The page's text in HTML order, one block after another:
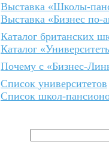
Выставка «Школы-
Выставка «Бизнес по-
Каталог британских
Каталог
Почему с «Бизнес-
Список университетов
Список школ-